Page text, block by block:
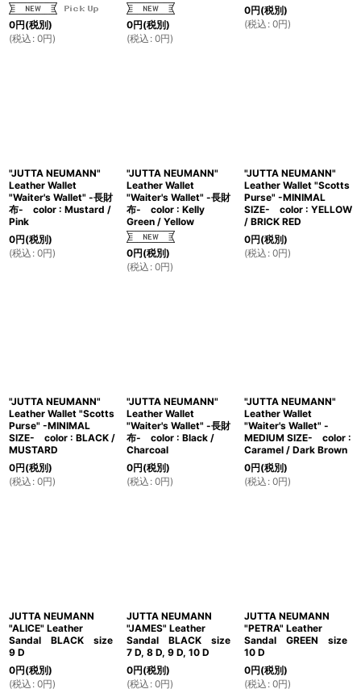
0円(税別)
(税込 : 0円)
0円(税別)
(税込 : 0円)
0円(税別)
(税込 : 0円)
"JUTTA NEUMANN"
Leather Wallet
"Waiter's Wallet" -長財
布- color : Mustard /
Pink
0円(税別)
(税込 : 0円)
"JUTTA NEUMANN"
Leather Wallet
"Waiter's Wallet" -長財
布- color : Kelly
Green / Yellow
0円(税別)
(税込 : 0円)
"JUTTA NEUMANN"
Leather Wallet "Scotts
Purse" -MINIMAL
SIZE- color : YELLOW
/ BRICK RED
0円(税別)
(税込 : 0円)
"JUTTA NEUMANN"
Leather Wallet "Scotts
Purse" -MINIMAL
SIZE- color : BLACK /
MUSTARD
0円(税別)
(税込 : 0円)
"JUTTA NEUMANN"
Leather Wallet
"Waiter's Wallet" -長財
布- color : Black /
Charcoal
0円(税別)
(税込 : 0円)
"JUTTA NEUMANN"
Leather Wallet
"Waiter's Wallet" -
MEDIUM SIZE- color :
Caramel / Dark Brown
0円(税別)
(税込 : 0円)
JUTTA NEUMANN
"ALICE" Leather
Sandal BLACK size
9 D
0円(税別)
(税込 : 0円)
JUTTA NEUMANN
"JAMES" Leather
Sandal BLACK size
7 D, 8 D, 9 D, 10 D
0円(税別)
(税込 : 0円)
JUTTA NEUMANN
"PETRA" Leather
Sandal GREEN size
10 D
0円(税別)
(税込 : 0円)